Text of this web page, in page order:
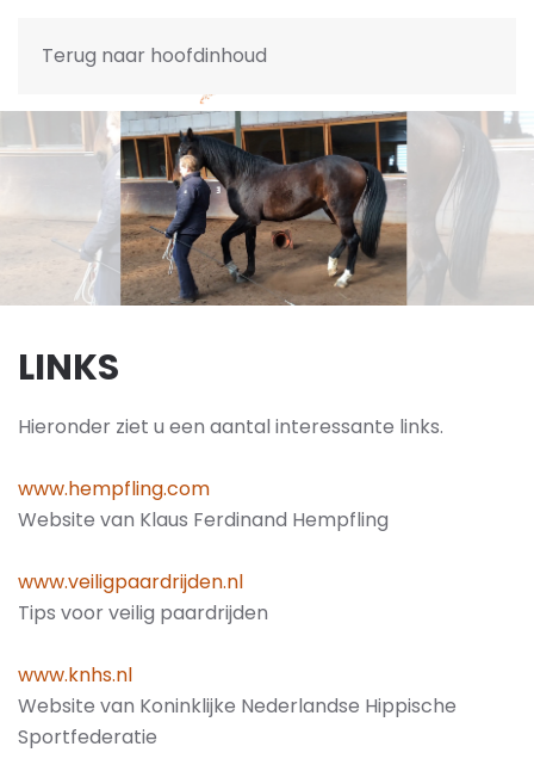
Terug naar hoofdinhoud
LINKS
Hieronder ziet u een aantal interessante links.
www.hempfling.com
Website van Klaus Ferdinand Hempfling
www.veiligpaardrijden.nl
Tips voor veilig paardrijden
www.knhs.nl
Website van Koninklijke Nederlandse Hippische
Sportfederatie